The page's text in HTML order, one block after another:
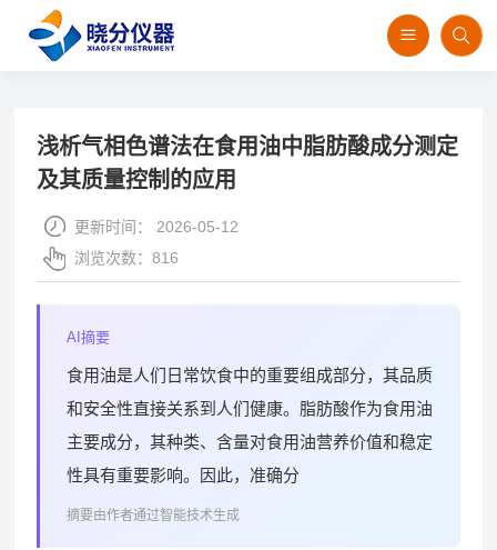
首页>技术资讯>
浅析气相色谱法在食用油中脂肪酸成分测定
及其质量控制的应用
更新时间： 2026-05-12
浏览次数：816
AI摘要
食用油是人们日常饮食中的重要组成部分，其品质
和安全性直接关系到人们健康。脂肪酸作为食用油
主要成分，其种类、含量对食用油营养价值和稳定
性具有重要影响。因此，准确分
摘要由作者通过智能技术生成